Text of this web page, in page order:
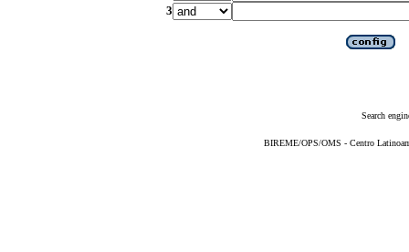
3
Search
BIREME/OPS/OMS - Centro